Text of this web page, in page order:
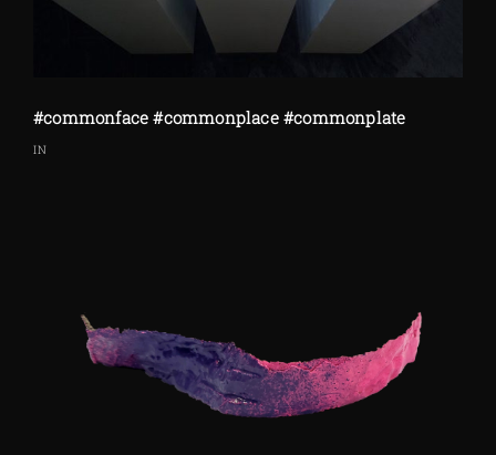
#commonface #commonplace #commonplate
IN